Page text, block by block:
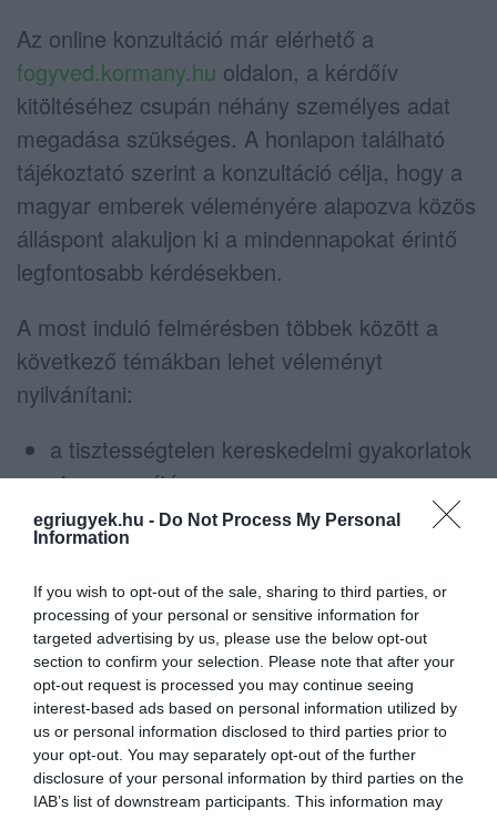
egriugyek.hu - Do Not Process My Personal
Information
If you wish to opt-out of the sale, sharing to third parties, or
processing of your personal or sensitive information for
targeted advertising by us, please use the below opt-out
section to confirm your selection. Please note that after your
opt-out request is processed you may continue seeing
interest-based ads based on personal information utilized by
us or personal information disclosed to third parties prior to
your opt-out. You may separately opt-out of the further
disclosure of your personal information by third parties on the
IAB’s list of downstream participants. This information may
Az online konzultáció már elérhető a
fogyved.kormany.hu oldalon, a kérdőív
kitöltéséhez csupán néhány személyes adat
megadása szükséges. A honlapon található
tájékoztató szerint a konzultáció célja, hogy a
magyar emberek véleményére alapozva közös
álláspont alakuljon ki a mindennapokat érintő
legfontosabb kérdésekben.
A most induló felmérésben többek között a
következő témákban lehet véleményt
nyilvánítani:
a tisztességtelen kereskedelmi gyakorlatok
visszaszorítása,
az online csalások elleni fellépés,
és a légiutasok jogainak szabályozása.
indexkép: Getty Images
Ne maradjon le a legfrissebb hírekről, kövessen
bennünket az EGRI ÜGYEK Google Hírek oldalán!